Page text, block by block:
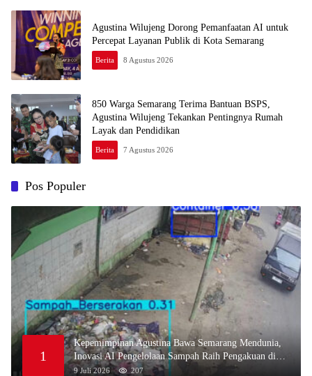
Agustina Wilujeng Dorong Pemanfaatan AI untuk
Percepat Layanan Publik di Kota Semarang
Berita 8 Agustus 2026
850 Warga Semarang Terima Bantuan BSPS,
Agustina Wilujeng Tekankan Pentingnya Rumah
Layak dan Pendidikan
Berita 7 Agustus 2026
Pos Populer
1
Kepemimpinan Agustina Bawa Semarang Mendunia,
Inovasi AI Pengelolaan Sampah Raih Pengakuan di
Guangzhou Award 2026
9 Juli 2026 207